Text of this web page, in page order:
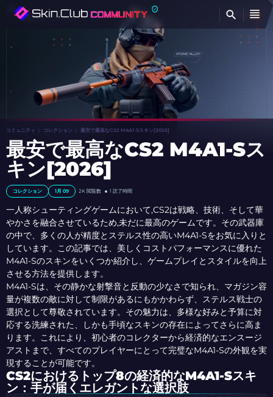
コミュニティ コレクション 最安で最高なCS2 M4A1-Sスキン[2026]
最安で最高なCS2 M4A1-Sス
キン[2026]
コレクション 1月 09 2K 閲覧数 1 読了時間
一人称シューティングゲームにおいて,CS2は戦略、技術、そして華
やかさを融合させているため,未だに最高のゲームです。その武器庫
の中で、多くの人が精度とステルス性の高いM4A1-Sをお気に入りと
しています。この記事では、美しくコストパフォーマンスに優れた
M4A1-Sのスキンをいくつか紹介し、ゲームプレイとスタイルを向上
させる方法を提供します。
M4A1-Sは、その静かな射撃音と反動の少なさで知られ、マガジン容
量が複数の敵に対して制限があるにもかかわらず、ステルス戦士の
選択として尊敬されています。その魅力は、多様な好みと予算に対
応する洗練された、しかも手頃なスキンの存在によってさらに高ま
ります。これにより、初心者のコレクターから経済的なエンスージ
アストまで、すべてのプレイヤーにとって完璧なM4A1-Sの外観を実
現することが可能です。
CS2におけるトップ8の経済的なM4A1-Sスキ
ン：手が届くエレガントな選択肢